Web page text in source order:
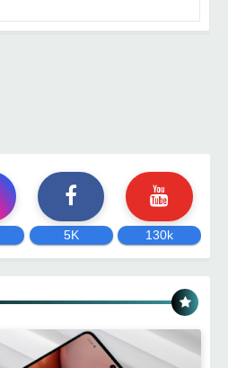
5K 130k